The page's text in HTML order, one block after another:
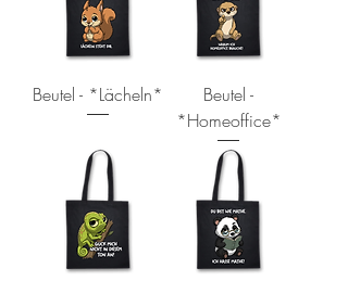
Beutel - *Lächeln*
Beutel -
*Homeoffice*